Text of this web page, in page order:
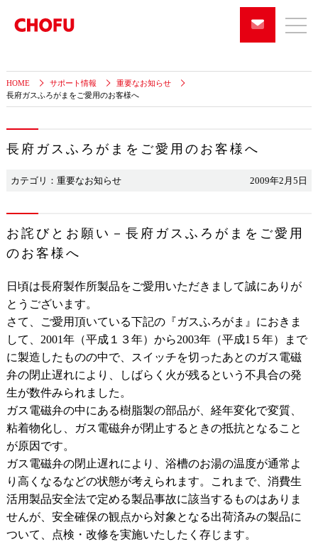
HOME サポート情報
重要なお知らせ
長府ガスふろがまをご愛用のお客様へ
長府ガスふろがまをご愛用のお客様へ
カテゴリ：重要なお知らせ 2009年2月5日
お詫びとお願い－長府ガスふろがまをご愛用
のお客様へ
日頃は長府製作所製品をご愛用いただきまして誠にありが
とうございます。
さて、ご愛用頂いている下記の『ガスふろがま』におきま
して、2001年（平成１３年）から2003年（平成1５年）まで
に製造したものの中で、スイッチを切ったあとのガス電磁
弁の閉止遅れにより、しばらく火が残るという不具合の発
生が数件みられました。
ガス電磁弁の中にある樹脂製の部品が、経年変化で変質、
粘着物化し、ガス電磁弁が閉止するときの抵抗となること
が原因です。
ガス電磁弁の閉止遅れにより、浴槽のお湯の温度が通常よ
り高くなるなどの状態が考えられます。これまで、消費生
活用製品安全法で定める製品事故に該当するものはありま
せんが、安全確保の観点から対象となる出荷済みの製品に
ついて、点検・改修を実施いたしたく存じます。